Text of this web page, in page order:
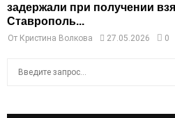
задержали при получении
Ставрополь...
От Кристина Волкова 27.05.2026 0